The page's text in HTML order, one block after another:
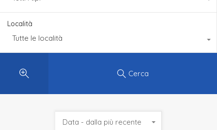
Località
Tutte le località
Cerca
Data - dalla più recente